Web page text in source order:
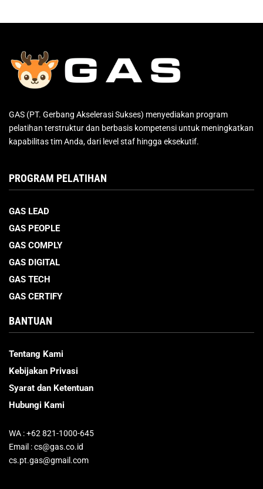
GAS (PT. Gerbang Akselerasi Sukses) menyediakan program
pelatihan terstruktur dan berbasis kompetensi untuk meningkatkan
kapabilitas tim Anda, dari level staf hingga eksekutif.
PROGRAM PELATIHAN
GAS LEAD
GAS PEOPLE
GAS COMPLY
GAS DIGITAL
GAS TECH
GAS CERTIFY
BANTUAN
Tentang Kami
Kebijakan Privasi
Syarat dan Ketentuan
Hubungi Kami
WA : +62 821-1000-645
Email : cs@gas.co.id
cs.pt.gas@gmail.com